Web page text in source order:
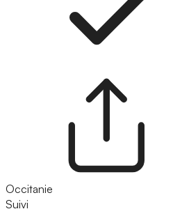
Occitanie
Suivi